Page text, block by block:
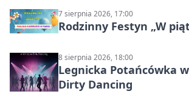
7 sierpnia 2026, 17:00
Rodzinny Festyn „W
8 sierpnia 2026, 18:00
Legnicka Potańcówka
Dirty Dancing